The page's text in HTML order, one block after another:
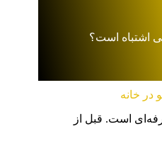
اشتباه است؟
در خانه
است. قبل از